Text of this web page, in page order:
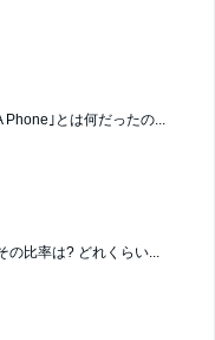
Phone｣とは何だったの...
の比率は? どれくらい...